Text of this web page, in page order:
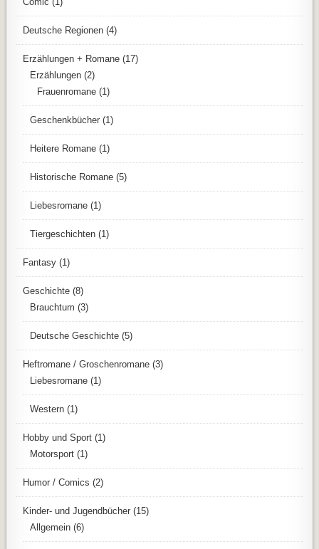
Deutsche Regionen (4)
Erzählungen + Romane (17)
Erzählungen (2)
Frauenromane (1)
Geschenkbücher (1)
Heitere Romane (1)
Historische Romane (5)
Liebesromane (1)
Tiergeschichten (1)
Fantasy (1)
Geschichte (8)
Brauchtum (3)
Deutsche Geschichte (5)
Heftromane / Groschenromane (3)
Liebesromane (1)
Western (1)
Hobby und Sport (1)
Motorsport (1)
Humor / Comics (2)
Kinder- und Jugendbücher (15)
Allgemein (6)